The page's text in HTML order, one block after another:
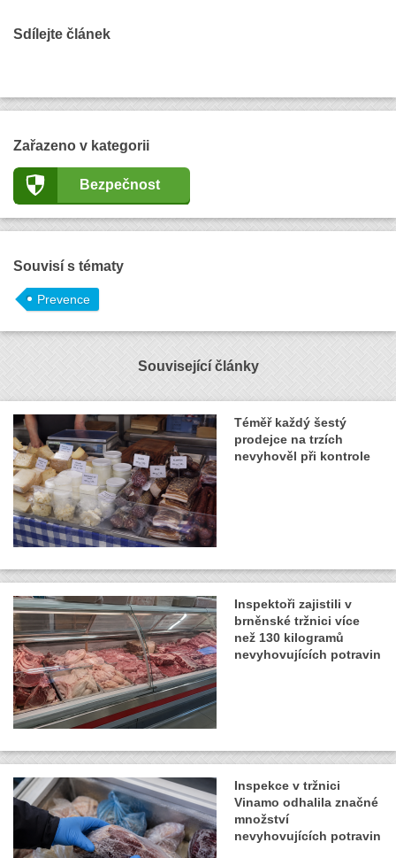
Sdílejte článek
Zařazeno v kategorii
Bezpečnost
Souvisí s tématy
Prevence
Související články
Téměř každý šestý
prodejce na trzích
nevyhověl při kontrole
Inspektoři zajistili v
brněnské tržnici více
než 130 kilogramů
nevyhovujících potravin
Inspekce v tržnici
Vinamo odhalila značné
množství
nevyhovujících potravin